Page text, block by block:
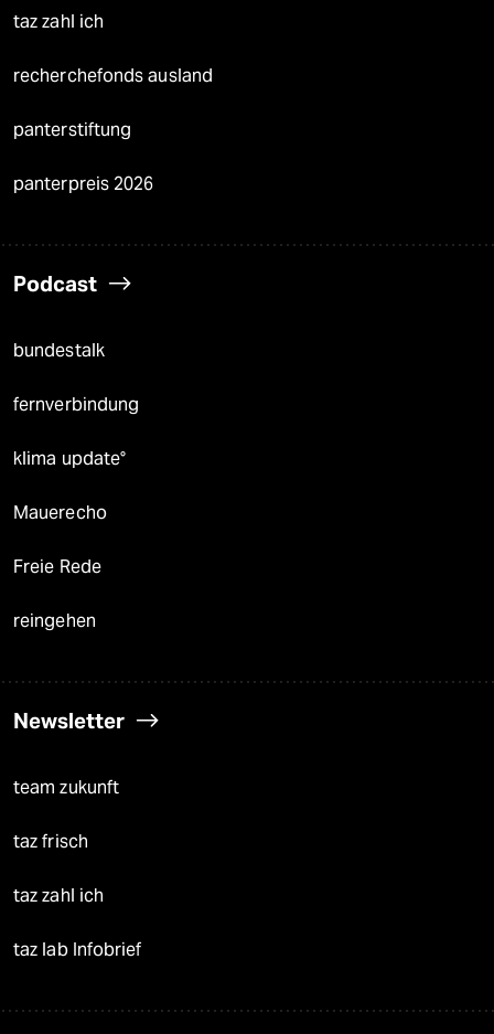
taz zahl ich
recherchefonds ausland
panterstiftung
panterpreis 2026
Podcast
bundestalk
fernverbindung
klima update°
Mauerecho
Freie Rede
reingehen
Newsletter
team zukunft
taz frisch
taz zahl ich
taz lab Infobrief